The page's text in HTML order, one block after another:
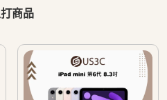
商品